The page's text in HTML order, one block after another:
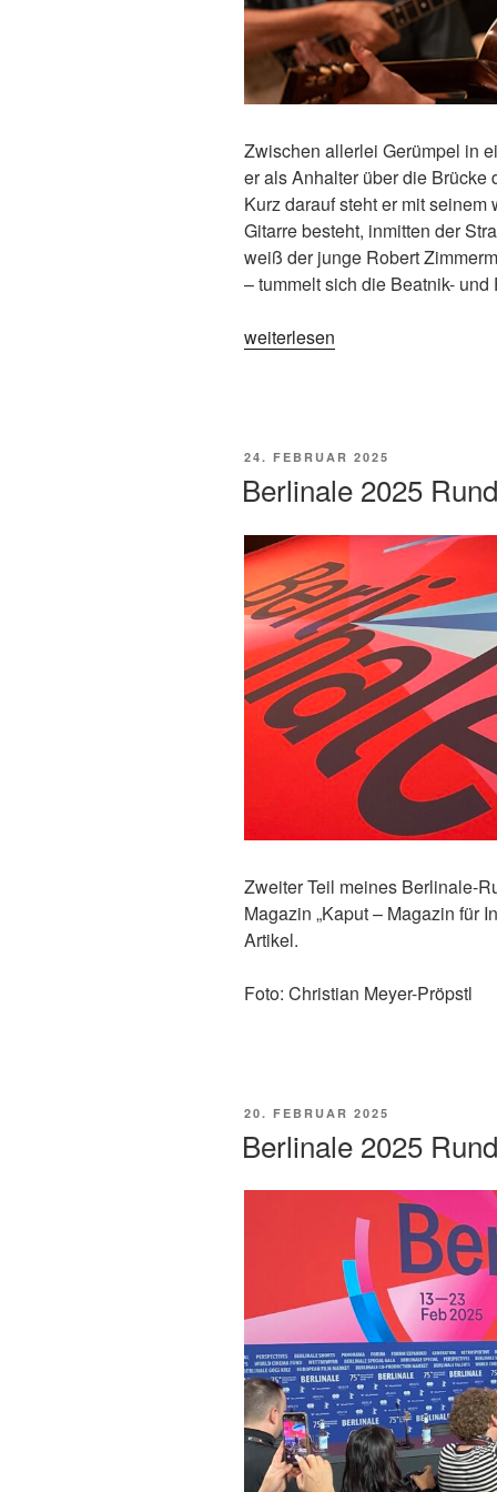
Zwischen allerlei Gerümpel in
er als Anhalter über die Brücke
Kurz darauf steht er mit
Gitarre besteht, inmitten der
weiß der junge Robert
– tummelt sich die Beatnik- und
„„Like
James
Mangold“
weiterlesen
VERÖFFENTLICHT
24. FEBRUAR 2025
Berlinale 2025
Zweiter Teil meines Berlinale-
Magazin „Kaput – Magazin für
Artikel.
Foto: Christian Meyer-Pröpstl
VERÖFFENTLICHT
20. FEBRUAR 2025
Berlinale 2025